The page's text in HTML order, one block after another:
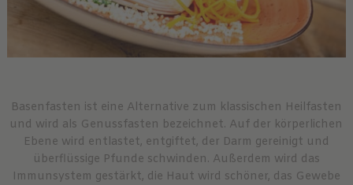
Basenfasten ist eine Alternative zum klassischen Heilfasten
und wird als Genussfasten bezeichnet. Auf der körperlichen
Ebene wird entlastet, entgiftet, der Darm gereinigt und
überflüssige Pfunde schwinden. Außerdem wird das
Immunsystem gestärkt, die Haut wird schöner, das Gewebe